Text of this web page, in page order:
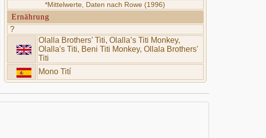
*Mittelwerte, Daten nach Rowe (1996)
Ernährung
?
Olalla Brothers’ Titi, Olalla’s Titi Monkey,
Olalla's Titi, Beni Titi Monkey, Ollala Brothers'
Titi
Mono Tití